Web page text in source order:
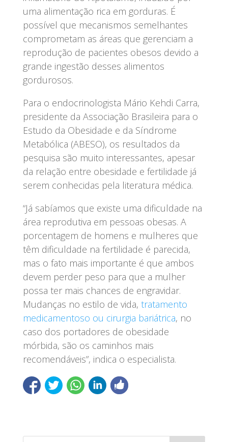
uma alimentação rica em gorduras. É
possível que mecanismos semelhantes
comprometam as áreas que gerenciam a
reprodução de pacientes obesos devido a
grande ingestão desses alimentos
gordurosos.
Para o endocrinologista Mário Kehdi Carra,
presidente da Associação Brasileira para o
Estudo da Obesidade e da Síndrome
Metabólica (ABESO), os resultados da
pesquisa são muito interessantes, apesar
da relação entre obesidade e fertilidade já
serem conhecidas pela literatura médica.
“Já sabíamos que existe uma dificuldade na
área reprodutiva em pessoas obesas. A
porcentagem de homens e mulheres que
têm dificuldade na fertilidade é parecida,
mas o fato mais importante é que ambos
devem perder peso para que a mulher
possa ter mais chances de engravidar.
Mudanças no estilo de vida, tratamento
medicamentoso ou cirurgia bariátrica, no
caso dos portadores de obesidade
mórbida, são os caminhos mais
recomendáveis”, indica o especialista.